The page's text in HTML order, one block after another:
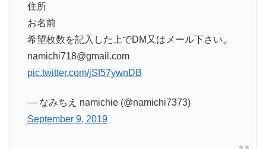
住所
お名前
希望枚数を記入した上でDM又はメール下さい。
namichi718@gmail.com
pic.twitter.com/jSf57ywnDB
— なみちえ namichie (@namichi7373)
September 9, 2019